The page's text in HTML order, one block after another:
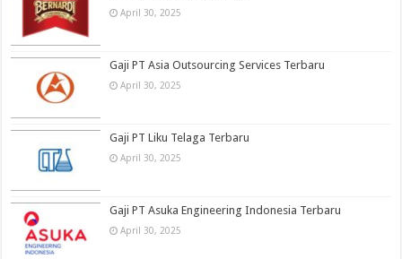
April 30, 2025
Gaji PT Asia Outsourcing Services Terbaru
April 30, 2025
Gaji PT Liku Telaga Terbaru
April 30, 2025
Gaji PT Asuka Engineering Indonesia Terbaru
April 30, 2025